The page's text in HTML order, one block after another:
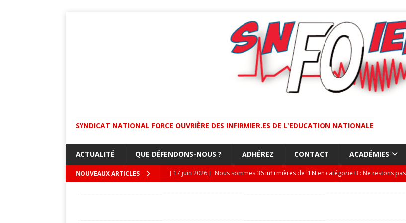
SYNDICAT NATIONAL FORCE OUVRIÈRE DES INFIRMIER.ES DE L'EDUCATION NATIONALE
ACTUALITÉ QUE DÉFENDONS-NOUS ? ADHÉREZ CONTACT ACADÉMIES
NOUVEAUX ARTICLES [ 17 juin 2026 ] Nous sommes 36 infirmières de l’EN en catégorie B : Ne restons pas